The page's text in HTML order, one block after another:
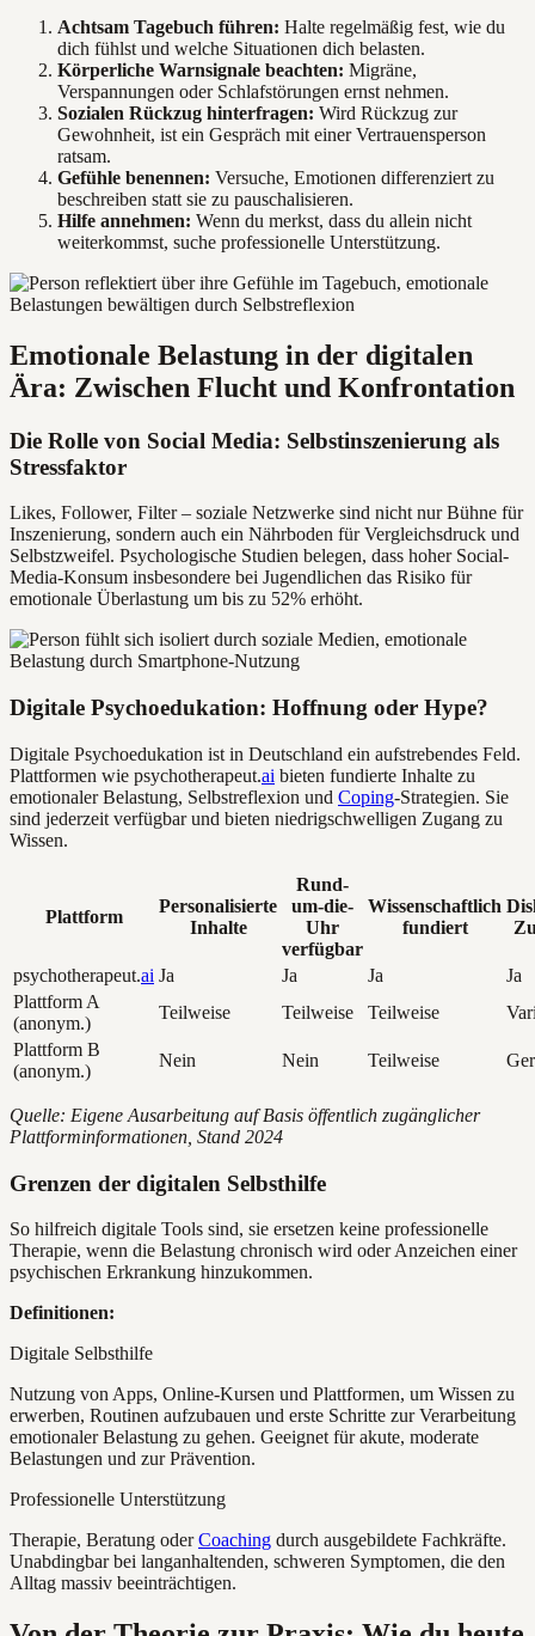
Achtsam Tagebuch führen: Halte regelmäßig fest, wie du
dich fühlst und welche Situationen dich belasten.
Körperliche Warnsignale beachten: Migräne,
Verspannungen oder Schlafstörungen ernst nehmen.
Sozialen Rückzug hinterfragen: Wird Rückzug zur
Gewohnheit, ist ein Gespräch mit einer Vertrauensperson
ratsam.
Gefühle benennen: Versuche, Emotionen differenziert zu
beschreiben statt sie zu pauschalisieren.
Hilfe annehmen: Wenn du merkst, dass du allein nicht
weiterkommst, suche professionelle Unterstützung.
Emotionale Belastung in der digitalen
Ära: Zwischen Flucht und Konfrontation
Die Rolle von Social Media: Selbstinszenierung als
Stressfaktor
Likes, Follower, Filter – soziale Netzwerke sind nicht nur Bühne für
Inszenierung, sondern auch ein Nährboden für Vergleichsdruck und
Selbstzweifel. Psychologische Studien belegen, dass hoher Social-
Media-Konsum insbesondere bei Jugendlichen das Risiko für
emotionale Überlastung um bis zu 52% erhöht.
Digitale Psychoedukation: Hoffnung oder Hype?
Digitale Psychoedukation ist in Deutschland ein aufstrebendes Feld.
Plattformen wie psychotherapeut.ai bieten fundierte Inhalte zu
emotionaler Belastung, Selbstreflexion und Coping-Strategien. Sie
sind jederzeit verfügbar und bieten niedrigschwelligen Zugang zu
Wissen.
Plattform
Personalisierte
Inhalte
Rund-
um-die-
Uhr
verfügbar
Wissenschaftlich
fundiert
psychotherapeut.ai Ja Ja Ja
Ja
Plattform A
(anonym.)
Teilweise Teilweise Teilweise
Plattform B
(anonym.)
Nein Nein Teilweise
Quelle: Eigene Ausarbeitung auf Basis öffentlich zugänglicher
Plattforminformationen, Stand 2024
Grenzen der digitalen Selbsthilfe
So hilfreich digitale Tools sind, sie ersetzen keine professionelle
Therapie, wenn die Belastung chronisch wird oder Anzeichen einer
psychischen Erkrankung hinzukommen.
Definitionen:
Digitale Selbsthilfe
Nutzung von Apps, Online-Kursen und Plattformen, um Wissen zu
erwerben, Routinen aufzubauen und erste Schritte zur Verarbeitung
emotionaler Belastung zu gehen. Geeignet für akute, moderate
Belastungen und zur Prävention.
Professionelle Unterstützung
Therapie, Beratung oderCoaching durch ausgebildete Fachkräfte.
Unabdingbar bei langanhaltenden, schweren Symptomen, die den
Alltag massiv beeinträchtigen.